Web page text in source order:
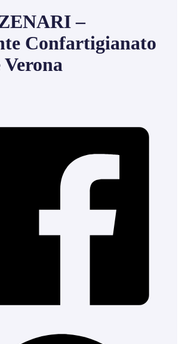
–
Confartigianato